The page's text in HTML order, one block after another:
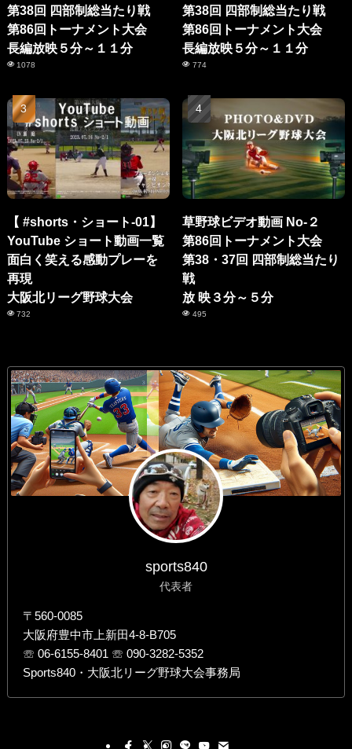
第38回 四部制総当たり戦
第86回トーナメント大会
長編放映５分～１１分
1078
第38回 四部制総当たり戦
第86回トーナメント大会
長編放映５分～１１分
774
【 #shorts・ショート-01】
YouTube ショート動画一覧
面白く笑える感動プレーを
再現
大阪北リーグ野球大会
732
草野球ビデオ動画 No-２
第86回トーナメント大会
第38・37回 四部制総当たり
戦
放 映３分～５分
495
sports840
代表者
〒560-0085
大阪府豊中市上新田4-8-B705
☏ 06-6155-8401 ☏ 090-3282-5352
Sports840・大阪北リーグ野球大会事務局